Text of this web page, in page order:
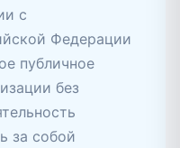
с
Федерации
публичное
без
за собой